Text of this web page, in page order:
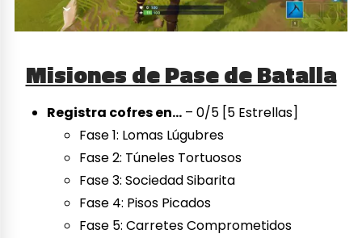
Misiones de Pase de Batalla
Registra cofres en… – 0/5 [5 Estrellas]
Fase 1: Lomas Lúgubres
Fase 2: Túneles Tortuosos
Fase 3: Sociedad Sibarita
Fase 4: Pisos Picados
Fase 5: Carretes Comprometidos